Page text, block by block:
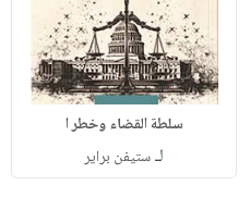
سلطة القضاء وخطر ا
لـستيفن براير